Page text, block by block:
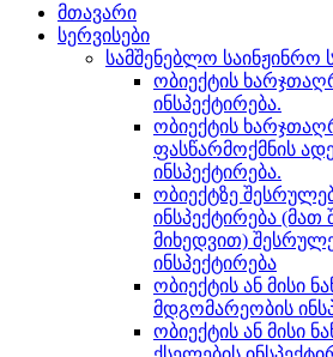
მთავარი
სერვისები
სამშენებლო საინჟინრო
ობიექტის
ინსპექტირება.
ობიექტის
ფასწარმოქმნის
ინსპექტირება.
ობიექტზე
ინსპექტირება
მიხედვით)
ინსპექტირება
ობიექტის ან მისი
მდგომარეობის
ობიექტის ან მისი